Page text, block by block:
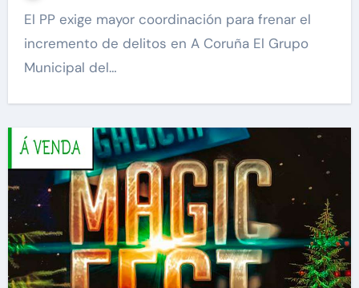
El PP exige mayor coordinación para frenar el
incremento de delitos en A Coruña El Grupo
Municipal del…